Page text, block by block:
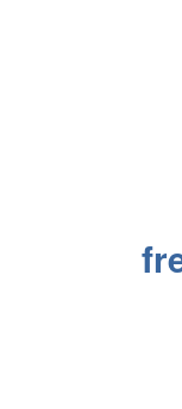
Novas Ofertas